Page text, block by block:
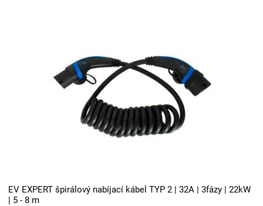
EV EXPERT špirálový nabíjací kábel TYP 2 | 32A | 3fázy | 22kW
| 5 - 8 m